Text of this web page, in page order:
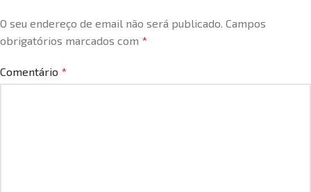
O seu endereço de email não será publicado. Campos
obrigatórios marcados com *
Comentário *